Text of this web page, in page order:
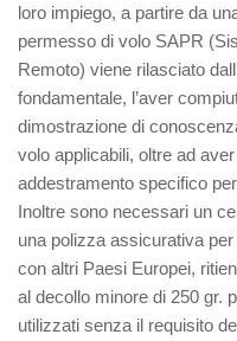
loro impiego, a partire da
permesso di volo SAPR
Remoto) viene rilasciato
fondamentale, l’aver
dimostrazione di
volo applicabili, oltre ad
addestramento specifico
Inoltre sono necessari un
una polizza assicurativa
con altri Paesi Europei,
al decollo minore di 250 gr.
utilizzati senza il requisito